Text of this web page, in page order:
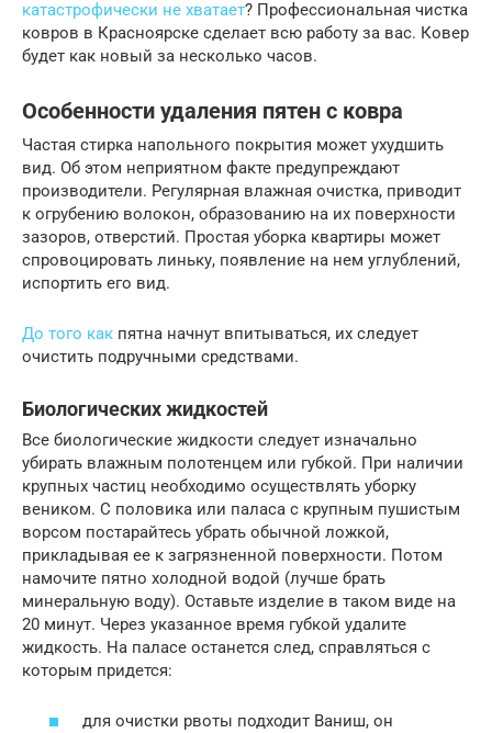
катастрофически не хватает? Профессиональная чистка
ковров в Красноярске сделает всю работу за вас. Ковер
будет как новый за несколько часов.
Особенности удаления пятен с ковра
Частая стирка напольного покрытия может ухудшить
вид. Об этом неприятном факте предупреждают
производители. Регулярная влажная очистка, приводит
к огрубению волокон, образованию на их поверхности
зазоров, отверстий. Простая уборка квартиры может
спровоцировать линьку, появление на нем углублений,
испортить его вид.
До того как пятна начнут впитываться, их следует
очистить подручными средствами.
Биологических жидкостей
Все биологические жидкости следует изначально
убирать влажным полотенцем или губкой. При наличии
крупных частиц необходимо осуществлять уборку
веником. С половика или паласа с крупным пушистым
ворсом постарайтесь убрать обычной ложкой,
прикладывая ее к загрязненной поверхности. Потом
намочите пятно холодной водой (лучше брать
минеральную воду). Оставьте изделие в таком виде на
20 минут. Через указанное время губкой удалите
жидкость. На паласе останется след, справляться с
которым придется:
для очистки рвоты подходит Ваниш, он